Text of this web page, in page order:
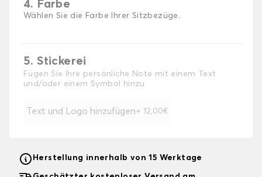
4. Farbe
Wählen Sie die Farbe Ihrer Sitzbezüge.
5. Stickerei
Fügen Sie Ihre persönliche Note mit einem Text
und/oder einem Symbol hinzu
Text und Logo hinzufügen + 12,00€
Herstellung innerhalb von 15 Werktage